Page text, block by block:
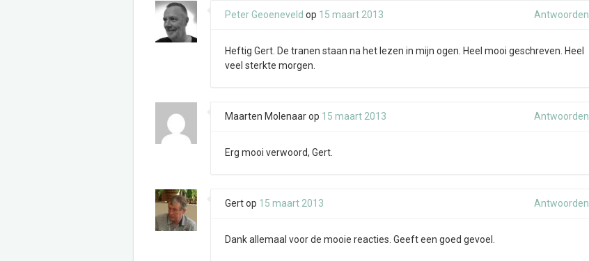
Peter Geoeneveld op 15 maart 2013 Antwoorden
Heftig Gert. De tranen staan na het lezen in mijn ogen. Heel mooi geschreven. Heel
veel sterkte morgen.
Maarten Molenaarop 15 maart 2013 Antwoorden
Erg mooi verwoord, Gert.
Gertop 15 maart 2013 Antwoorden
Dank allemaal voor de mooie reacties. Geeft een goed gevoel.